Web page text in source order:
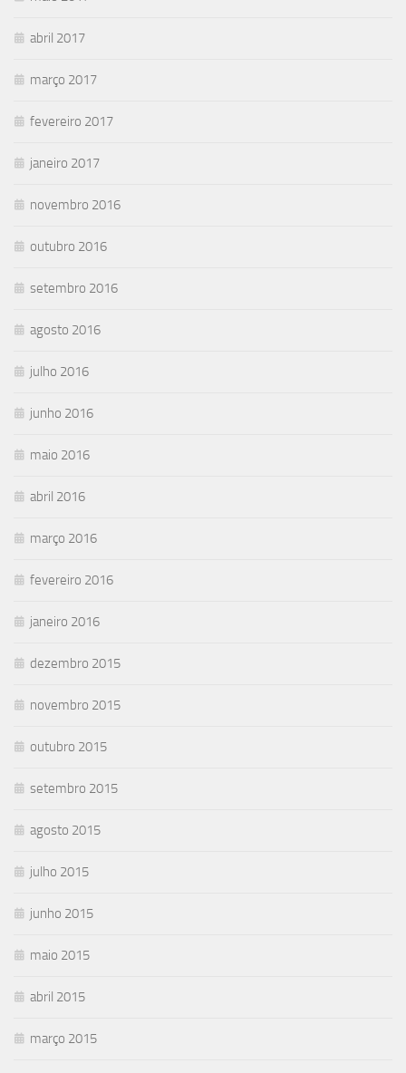
abril 2017
março 2017
fevereiro 2017
janeiro 2017
novembro 2016
outubro 2016
setembro 2016
agosto 2016
julho 2016
junho 2016
maio 2016
abril 2016
março 2016
fevereiro 2016
janeiro 2016
dezembro 2015
novembro 2015
outubro 2015
setembro 2015
agosto 2015
julho 2015
junho 2015
maio 2015
abril 2015
março 2015